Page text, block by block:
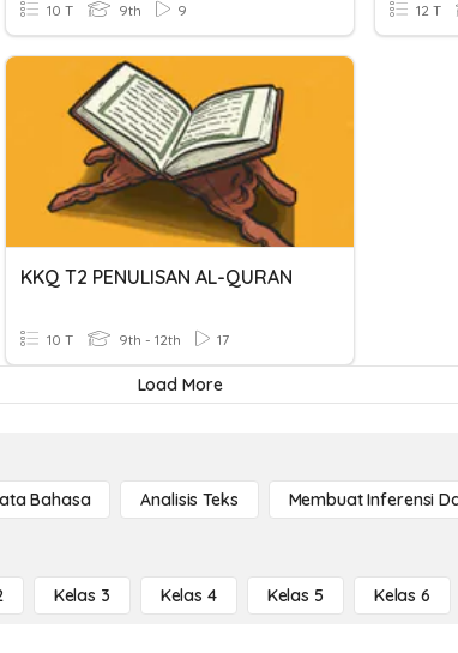
10 T 9th 9 12 T
KKQ T2 PENULISAN AL-QURAN
10 T 9th - 12th 17
Load More
Bahasa Analisis Teks Membuat Inferensi
Kelas 3 Kelas 4 Kelas 5 Kelas 6